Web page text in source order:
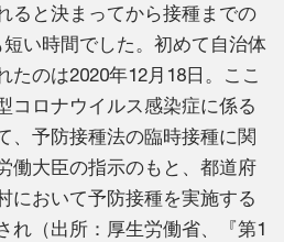
ると決まってから接種までの
い時間でした。初めて自治体
たのは2020年12月18日。ここ
コロナウイルス感染症に係る
、予防接種法の臨時接種に関
働大臣の指示のもと、都道府
において予防接種を実施する
れ（出所：厚生労働省、『第1